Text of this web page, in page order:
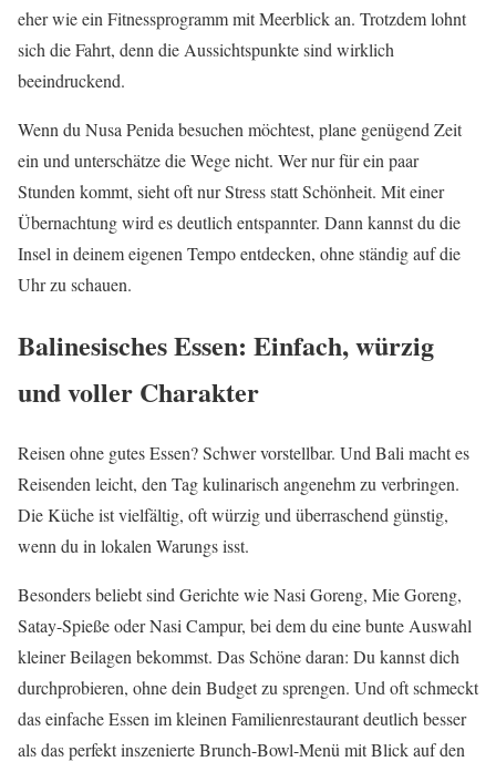
eher wie ein Fitnessprogramm mit Meerblick an. Trotzdem lohnt
sich die Fahrt, denn die Aussichtspunkte sind wirklich
beeindruckend.
Wenn du Nusa Penida besuchen möchtest, plane genügend Zeit
ein und unterschätze die Wege nicht. Wer nur für ein paar
Stunden kommt, sieht oft nur Stress statt Schönheit. Mit einer
Übernachtung wird es deutlich entspannter. Dann kannst du die
Insel in deinem eigenen Tempo entdecken, ohne ständig auf die
Uhr zu schauen.
Balinesisches Essen: Einfach, würzig
und voller Charakter
Reisen ohne gutes Essen? Schwer vorstellbar. Und Bali macht es
Reisenden leicht, den Tag kulinarisch angenehm zu verbringen.
Die Küche ist vielfältig, oft würzig und überraschend günstig,
wenn du in lokalen Warungs isst.
Besonders beliebt sind Gerichte wie Nasi Goreng, Mie Goreng,
Satay-Spieße oder Nasi Campur, bei dem du eine bunte Auswahl
kleiner Beilagen bekommst. Das Schöne daran: Du kannst dich
durchprobieren, ohne dein Budget zu sprengen. Und oft schmeckt
das einfache Essen im kleinen Familienrestaurant deutlich besser
als das perfekt inszenierte Brunch-Bowl-Menü mit Blick auf den